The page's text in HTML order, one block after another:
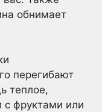
обнимает
перегибают
теплое,
фруктами или